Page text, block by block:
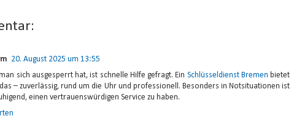
20. August 2025 um 13:55
sich ausgesperrt hat, ist schnelle Hilfe gefragt. Ein Schlüsseldienst Bremen bietet
– zuverlässig, rund um die Uhr und professionell. Besonders in Notsituationen ist
einen vertrauenswürdigen Service zu haben.